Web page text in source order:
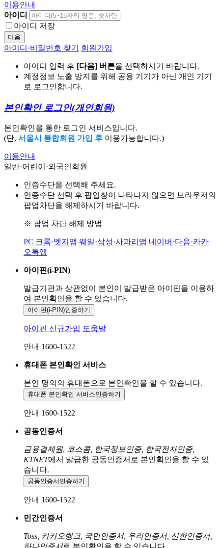
이용안내
아이디
아이디 저장
다음
아이디·비밀번호 찾기 회원가입
아이디 입력 후 [다음] 버튼을 선택하시기 바랍니다.
계정정보 노출 방지를 위해 공용 기기가 아닌 개인 기기
로 로그인합니다.
본인확인 로그인(개인회원)
본인확인을 통한 로그인 서비스입니다.
(단, 서울시 통합회원 가입 후 이용가능합니다.)
이용안내
일반·어린이·외국인회원
인증수단을 선택해 주세요.
인증수단 선택 후 팝업창이 나타나지 않으면 브라우저의
팝업차단을 해제하시기 바랍니다.
※ 팝업 차단 해제 방법
PC 크롬·엣지앱 웨일·삼성·사파리앱 네이버·다음·카카
오톡앱
아이핀(i-PIN)
발급기관과 상관없이 본인이 발급받은 아이핀을 이용하
여 본인확인을 할 수 있습니다.
아이핀(i-PIN)인증하기
아이핀 신규가입 도움말
안내 1600-1522
휴대폰 본인확인 서비스
본인 명의의 휴대폰으로 본인확인을 할 수 있습니다.
휴대폰 본인확인 서비스인증하기
안내 1600-1522
공동인증서
금융결제원, 코스콤, 한국정보인증, 한국전자인증,
KTNET에서 발급한 공동인증서로 본인확인을 할 수 있
습니다.
공동인증서 인증하기
안내 1600-1522
민간인증서
Toss, 카카오뱅크, 국민인증서, 우리인증서, 신한인증서,